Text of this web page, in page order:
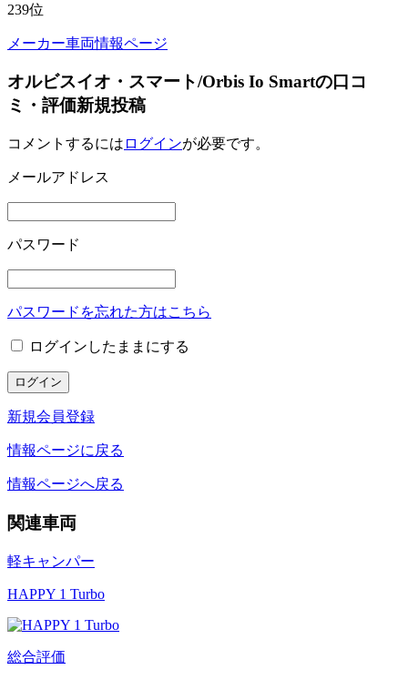
239位
メーカー車両情報ページ
オルビスイオ・スマート/Orbis Io Smartの口コ
ミ・評価新規投稿
コメントするには ログインが必要です。
メールアドレス
パスワード
パスワードを忘れた方はこちら
ログインしたままにする
新規会員登録
情報ページに戻る
情報ページへ戻る
関連車両
軽キャンパー
HAPPY 1 Turbo
総合評価